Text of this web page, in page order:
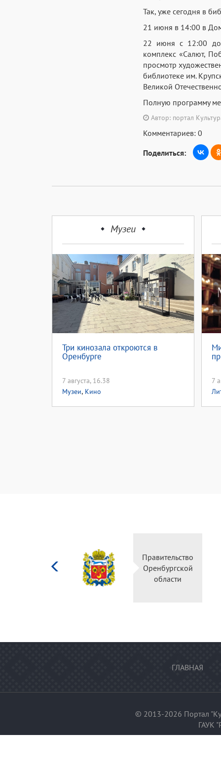
Так, уже сегодня в
21 июня в 14:00 в
22 июня с 12:00 до
комплекс «Салют,
просмотр
библиотеке им.
Великой
Полную программу
Автор: портал
Комментариев: 0
Поделиться:
Музеи
Три кинозала откроются в
Оренбурге
7 августа, 16.38
Музеи, Кино
7
Правительство
Оренбургской
области
ГЛАВНАЯ
© 2013-2026 Портал
ГАУК